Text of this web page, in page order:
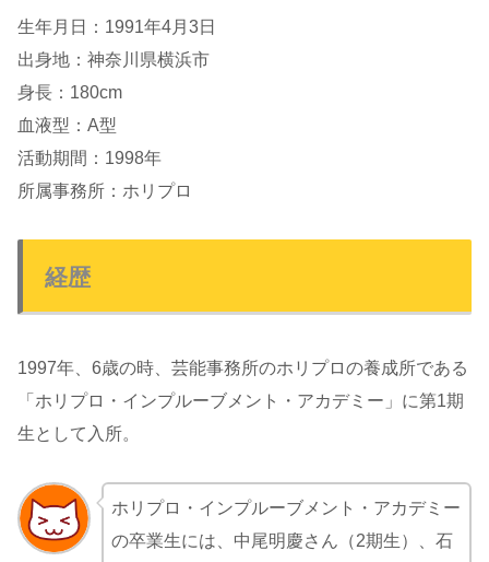
生年月日：1991年4月3日
出身地：神奈川県横浜市
身長：180cm
血液型：A型
活動期間：1998年
所属事務所：ホリプロ
経歴
1997年、6歳の時、芸能事務所のホリプロの養成所である
「ホリプロ・インプルーブメント・アカデミー」に第1期
生として入所。
ホリプロ・インプルーブメント・アカデミー
の卒業生には、中尾明慶さん（2期生）、石